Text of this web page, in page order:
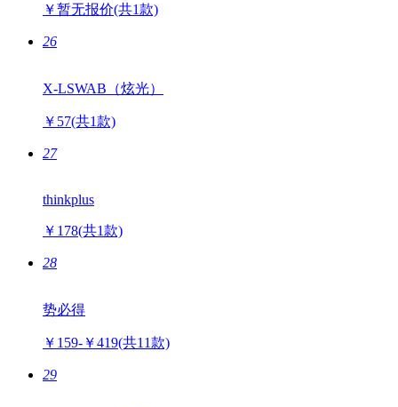
￥暂无报价(共1款)
26
X-LSWAB（炫光）
￥57(共1款)
27
thinkplus
￥178(共1款)
28
势必得
￥159-￥419(共11款)
29